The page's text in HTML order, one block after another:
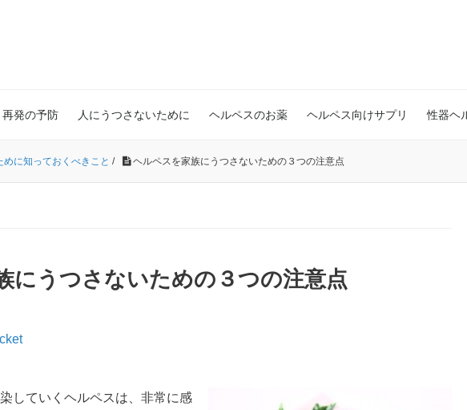
再発の予防 人にうつさないために ヘルペスのお薬 ヘルペス向けサプリ 性器ヘ
に知っておくべきこと / ヘルペスを家族にうつさないための３つの注意点
にうつさないための３つの注意点
していくヘルペスは、非常に感